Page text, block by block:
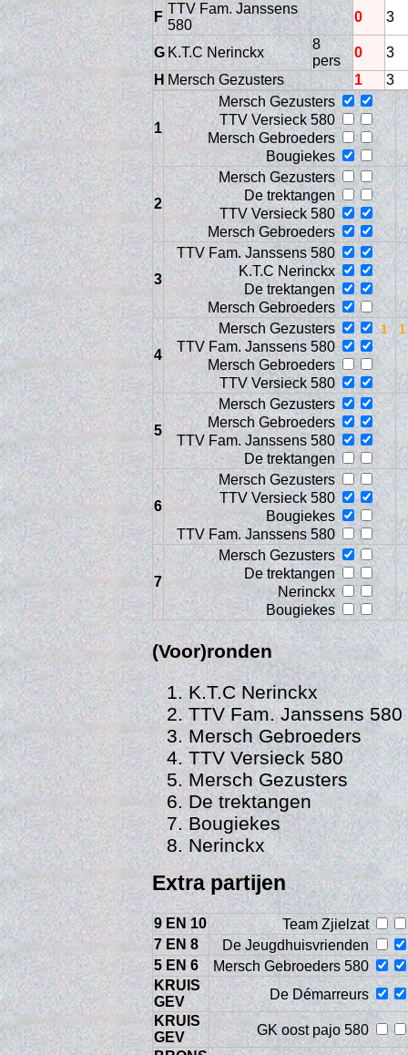
F
TTV Fam. Janssens
580
0 3
G K.T.C Nerinckx
8
pers
0
3
H Mersch Gezusters 1 3
1
Mersch Gezusters
TTV Versieck 580
Mersch Gebroeders
Bougiekes
2
Mersch Gezusters
De trektangen
TTV Versieck 580
Mersch Gebroeders
3
TTV Fam. Janssens 580
K.T.C Nerinckx
De trektangen
Mersch Gebroeders
4
Mersch Gezusters
TTV Fam. Janssens 580
Mersch Gebroeders
TTV Versieck 580
5
Mersch Gezusters
Mersch Gebroeders
TTV Fam. Janssens 580
De trektangen
6
Mersch Gezusters
TTV Versieck 580
Bougiekes
TTV Fam. Janssens 580
7
Mersch Gezusters
De trektangen
Nerinckx
Bougiekes
(Voor)ronden
K.T.C Nerinckx
TTV Fam. Janssens 580
Mersch Gebroeders
TTV Versieck 580
Mersch Gezusters
De trektangen
Bougiekes
Nerinckx
Extra partijen
9 EN 10
Team Zjielzat
7 EN 8
De Jeugdhuisvrienden
5 EN 6
Mersch Gebroeders 580
KRUIS
GEV
De Démarreurs
KRUIS
GEV
GK oost pajo 580